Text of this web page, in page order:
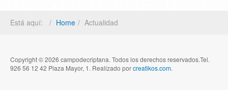
Está aquí: Home Actualidad
Copyright © 2026 campodecriptana. Todos los derechos reservados.Tel.
926 56 12 42 Plaza Mayor, 1. Realizado porcreatikos.com.